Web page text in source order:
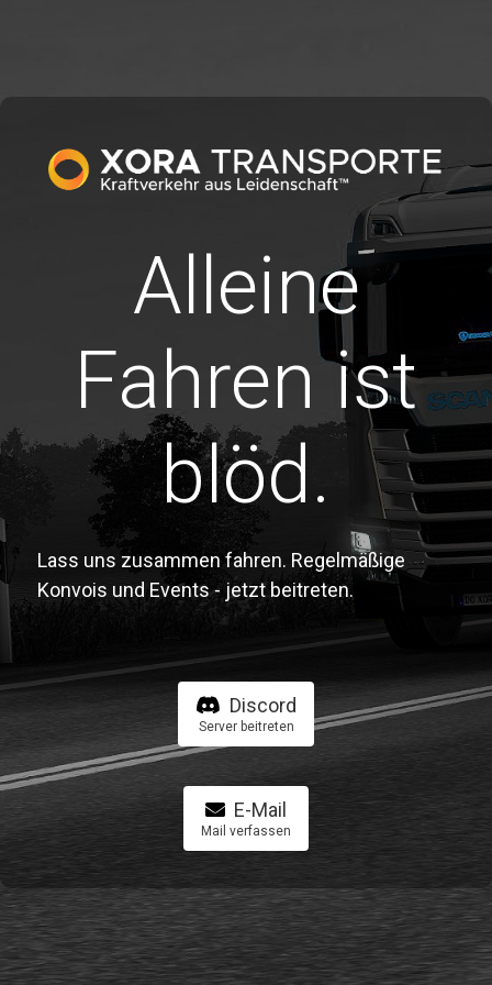
Alleine
Fahren ist
blöd.
Lass uns zusammen fahren. Regelmäßige
Konvois und Events - jetzt beitreten.
Discord
Server beitreten
E-Mail
Mail verfassen